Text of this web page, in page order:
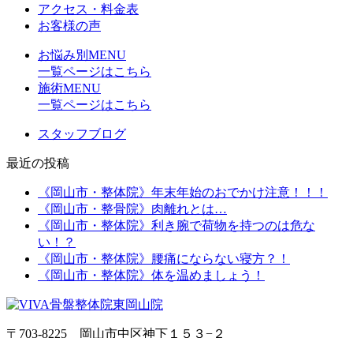
アクセス・料金表
お客様の声
お悩み別MENU
一覧ページはこちら
施術MENU
一覧ページはこちら
スタッフブログ
最近の投稿
《岡山市・整体院》年末年始のおでかけ注意！！！
《岡山市・整骨院》肉離れとは…
《岡山市・整体院》利き腕で荷物を持つのは危な
い！？
《岡山市・整体院》腰痛にならない寝方？！
《岡山市・整体院》体を温めましょう！
〒703-8225 岡山市中区神下１５３−２